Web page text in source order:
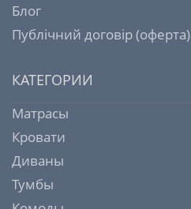
Блог
Публічний договір (оферта)
КАТЕГОРИИ
Матрасы
Кровати
Диваны
Тумбы